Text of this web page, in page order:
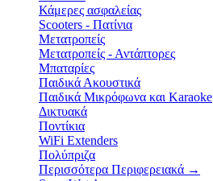
Κάμερες ασφαλείας
Scooters - Πατίνια
Μετατροπείς
Μετατροπείς - Αντάπτορες
Μπαταρίες
Παιδικά Ακουστικά
Παιδικά Μικρόφωνα και Karaoke
Δικτυακά
Ποντίκια
WiFi Extenders
Πολύπριζα
Περισσότερα Περιφερειακά →